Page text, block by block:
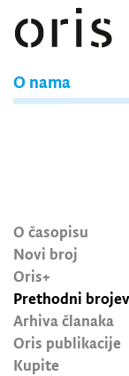
O nama
O časopisu
Novi broj
Oris+
Prethodni
Arhiva članaka
Oris publikacije
Kupite